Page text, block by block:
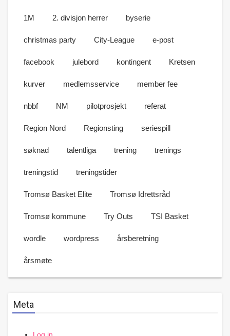
1M 2. divisjon herrer byserie
christmas party City-League e-post
facebook julebord kontingent Kretsen
kurver medlemsservice member fee
nbbf NM pilotprosjekt referat
Region Nord Regionsting seriespill
søknad talentliga trening trenings
treningstid treningstider
Tromsø Basket Elite Tromsø Idrettsråd
Tromsø kommune Try Outs TSI Basket
wordle wordpress årsberetning
årsmøte
Meta